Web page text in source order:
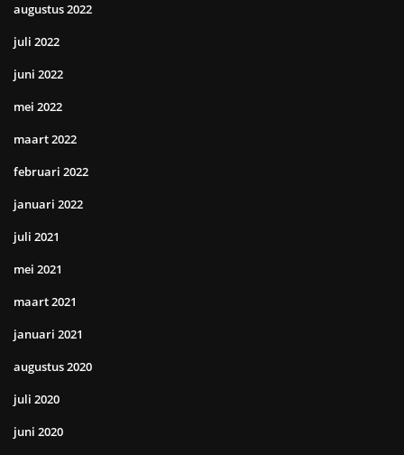
augustus 2022
juli 2022
juni 2022
mei 2022
maart 2022
februari 2022
januari 2022
juli 2021
mei 2021
maart 2021
januari 2021
augustus 2020
juli 2020
juni 2020